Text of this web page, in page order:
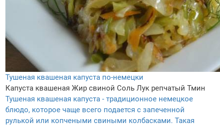
Тушеная квашеная капуста по-немецки
Капуста квашеная Жир свиной Соль Лук репчатый Тмин
Тушеная квашеная капуста - традиционное немецкое
блюдо, которое чаще всего подается с запеченной
рулькой или копчеными свиными колбасками. Такая